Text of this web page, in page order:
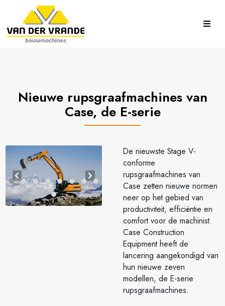
Nieuwe rupsgraafmachines van
Case, de E-serie
De nieuwste Stage V-
conforme
rupsgraafmachines van
Case zetten nieuwe normen
neer op het gebied van
productiviteit, efficiëntie en
comfort voor de machinist.
Case Construction
Equipment heeft de
lancering aangekondigd van
hun nieuwe zeven
modellen, de E-serie
rupsgraafmachines.